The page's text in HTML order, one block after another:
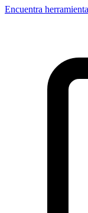
Encuentra